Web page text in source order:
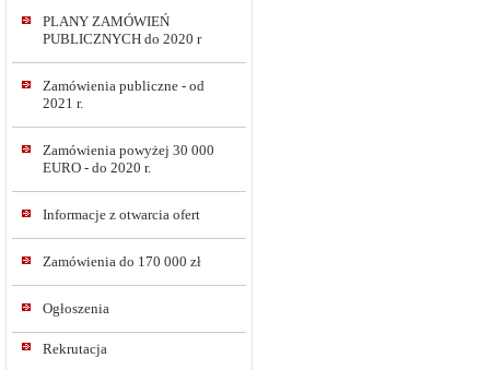
PLANY ZAMÓWIEŃ
PUBLICZNYCH do 2020 r
Zamówienia publiczne - od
2021 r.
Zamówienia powyżej 30 000
EURO - do 2020 r.
Informacje z otwarcia ofert
Zamówienia do 170 000 zł
Ogłoszenia
Rekrutacja